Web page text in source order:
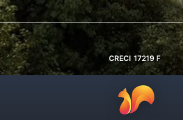
CRECI 17219 F